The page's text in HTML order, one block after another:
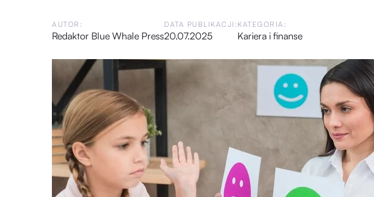
AUTOR:
Redaktor Blue Whale Press
DATA PUBLIKACJI:
20.07.2025
KATEGORIA:
Kariera i finanse